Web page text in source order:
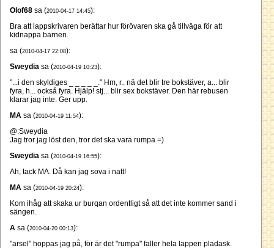
Olof68 sa (2010-04-17 14:45):
Bra att lappskrivaren berättar hur förövaren ska gå tillväga för att
kidnappa barnen.
sa (2010-04-17 22:08):
Sweydia sa (2010-04-19 10:23):
"...i den skyldiges _ _ _ _ _." Hm, r.. nä det blir tre bokstäver, a... blir
fyra, h... också fyra. Hjälp! stj... blir sex bokstäver. Den här rebusen
klarar jag inte. Ger upp.
MA sa (2010-04-19 11:54):
@:Sweydia
Jag tror jag löst den, tror det ska vara rumpa =)
Sweydia sa (2010-04-19 16:55):
Ah, tack MA. Då kan jag sova i natt!
MA sa (2010-04-19 20:24):
Kom ihåg att skaka ur burqan ordentligt så att det inte kommer sand i
sängen.
A sa (2010-04-20 00:13):
"arsel" hoppas jag på, för är det "rumpa" faller hela lappen pladask.